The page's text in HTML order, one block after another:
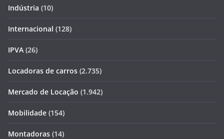
Indústria (10)
Internacional (128)
IPVA (26)
Locadoras de carros (2.735)
Mercado de Locação (1.942)
Mobilidade (154)
Montadoras (14)